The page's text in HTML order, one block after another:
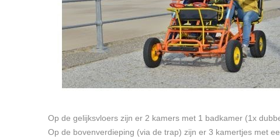
Op de gelijksvloers zijn er 2 kamers met 1 badkamer (1x
Op de bovenverdieping (via de trap) zijn er 3 kamertjes met